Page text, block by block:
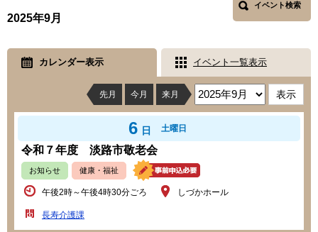
イベント検索
2025年9月
カレンダー表示 イベント一覧表示
先月 今月 来月
6 日 土曜日
令和７年度 淡路市敬老会
お知らせ 健康・福祉
午後2時～午後4時30分ごろ しづかホール
長寿介護課